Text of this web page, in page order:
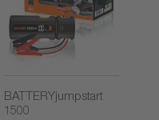
BATTERYjumpstart
1500